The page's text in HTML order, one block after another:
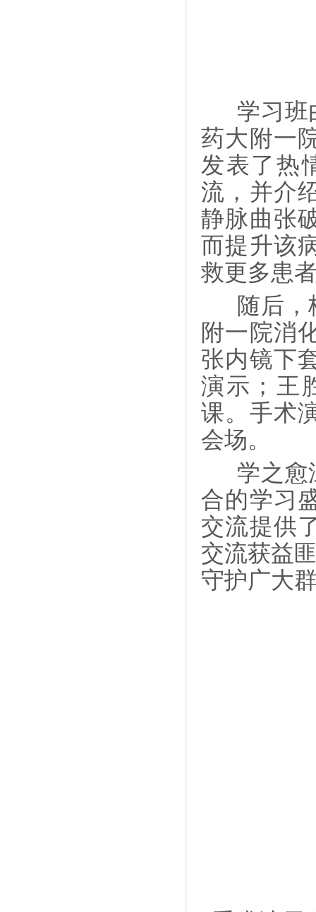
学习班
药大附一
发表了热
流，并介
静脉曲张
而提升该
救更多患
随后，
附一院消
张内镜下
演示；王
课。手术
会场。
学之愈
合的学习
交流提供
交流获益
守护广大